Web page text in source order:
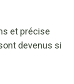
et précise
devenus si